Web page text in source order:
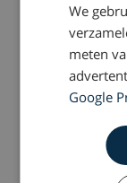
We
meten
Google